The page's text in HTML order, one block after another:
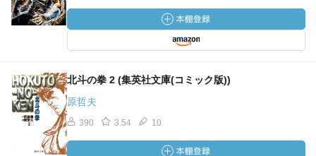
北斗の拳 2 (集英社文庫(コミック版))
原哲夫
390 3.54 10